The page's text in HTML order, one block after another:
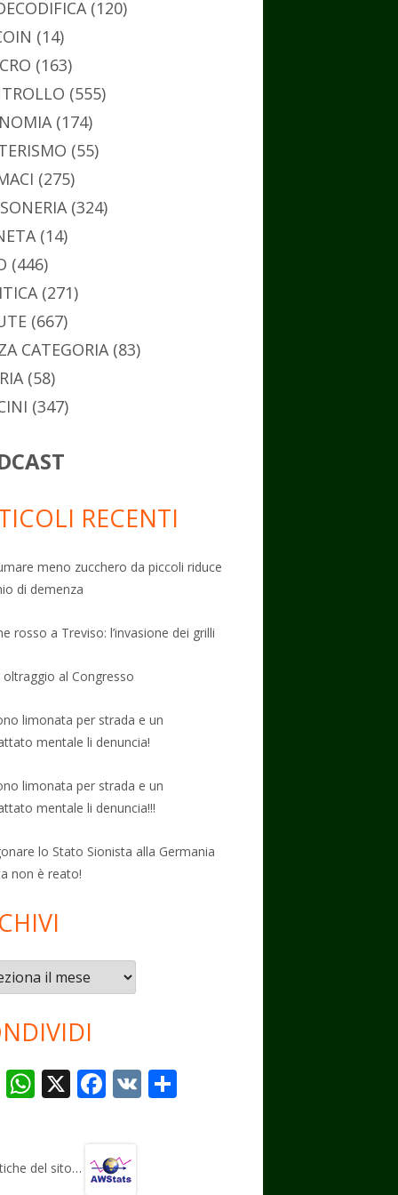
(120)
(14)
(163)
(555)
(174)
(55)
(275)
(324)
(14)
(446)
(271)
(667)
CATEGORIA(83)
(58)
(347)
RECENTI
meno zucchero da piccoli riduce
di demenza
rosso a Treviso: l’invasione dei grilli
oltraggio al Congresso
limonata per strada e un
mentale li denuncia!
limonata per strada e un
mentale li denuncia!!!
lo Stato Sionista alla Germania
non è reato!
T
gr
W
s
X F
b
V
del sito…